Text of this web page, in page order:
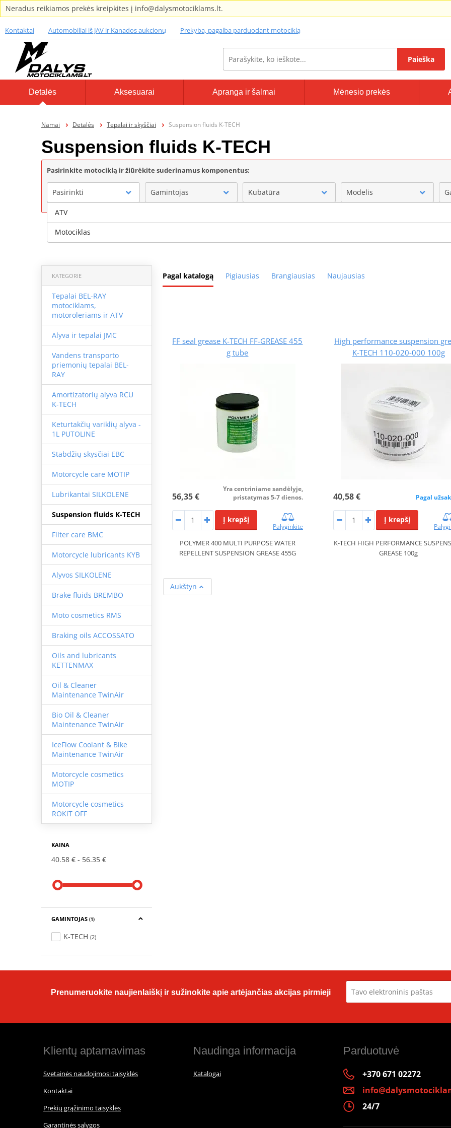
Neradus reikiamos prekės kreipkites į info@dalysmotociklams.lt.
Kontaktai Automobiliai iš JAV ir Kanados aukcionų Prekyba, pagalba parduodant motociklą
Paieška
Detalės Aksesuarai Apranga ir šalmai Mėnesio prekės
Namai Detalės Tepalai ir skyščiai Suspension fluids K-TECH
Suspension fluids K-TECH
Pasirinkite motociklą ir žiūrėkite suderinamus komponentus:
Pasirinkti Gamintojas Kubatūra Modelis
Pagal katalogą Pigiausias Brangiausias Naujausias
KATEGORIE
Tepalai BEL-RAY
motociklams,
motoroleriams ir ATV
Alyva ir tepalai JMC
Vandens transporto
priemonių tepalai BEL-
RAY
Amortizatorių alyva RCU
K-TECH
Keturtakčių variklių alyva -
1L PUTOLINE
Stabdžių skysčiai EBC
Motorcycle care MOTIP
Lubrikantai SILKOLENE
Suspension fluids K-TECH
Filter care BMC
Motorcycle lubricants KYB
Alyvos SILKOLENE
Brake fluids BREMBO
Moto cosmetics RMS
Braking oils ACCOSSATO
Oils and lubricants
KETTENMAX
Oil & Cleaner
Maintenance TwinAir
Bio Oil & Cleaner
Maintenance TwinAir
IceFlow Coolant & Bike
Maintenance TwinAir
Motorcycle cosmetics
MOTIP
Motorcycle cosmetics
ROKiT OFF
KAINA
40.58 € 56.35 €
GAMINTOJAS (1)
K-TECH (2)
FF seal grease K-TECH FF-GREASE 455
g tube
56,35 €
Yra centriniame sandėlyje,
pristatymas 5-7 dienos.
Į krepšį
Palyginkite
POLYMER 400 MULTI PURPOSE WATER
REPELLENT SUSPENSION GREASE 455G
High performance suspension
K-TECH 110-020-000 100g
40,58 € Pagal
Į krepšį
K-TECH HIGH PERFORMANCE
GREASE 100g
Aukštyn
Prenumeruokite naujienlaiškį ir sužinokite apie artėjančias akcijas pirmieji
Klientų aptarnavimas
Svetainės naudojimosi taisyklės
Kontaktai
Prekių grąžinimo taisyklės
Garantinės sąlygos
Naudinga informacija
Katalogai
Parduotuvė
+370 671 02272
24/7
ATV
Motociklas